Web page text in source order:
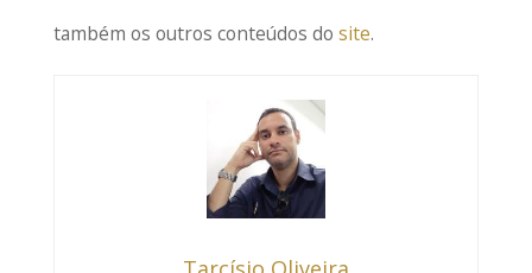
também os outros conteúdos do site.